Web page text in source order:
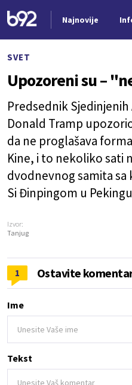
Najnovije
SVET
Upozoreni su –
Predsednik
Donald Tramp
da ne proglašava
Kine, i to nekoliko sati
dvodnevnog samita
Si Đinpingom u
Izvor:
Tanjug
1 Ostavite
Ime
Tekst